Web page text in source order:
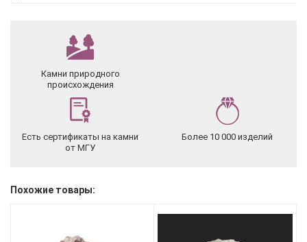
Камни природного
происхождения
Есть сертификаты на камни
от МГУ
Более 10 000 изделий
Похожие товары: